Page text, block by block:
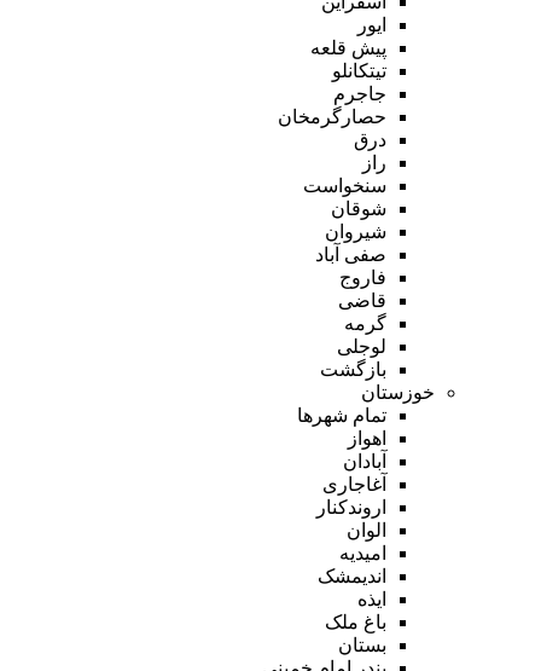
ایور
پیش قلعه
تیتکانلو
جاجرم
حصارگرمخان
درق
راز
سنخواست
شوقان
شیروان
صفی آباد
فاروج
قاضی
گرمه
لوجلی
بازگشت
خوزستان
تمام شهر‌ها
اهواز
آبادان
آغاجاری
اروندکنار
الوان
امیدیه
اندیمشک
ایذه
باغ ملک
بستان